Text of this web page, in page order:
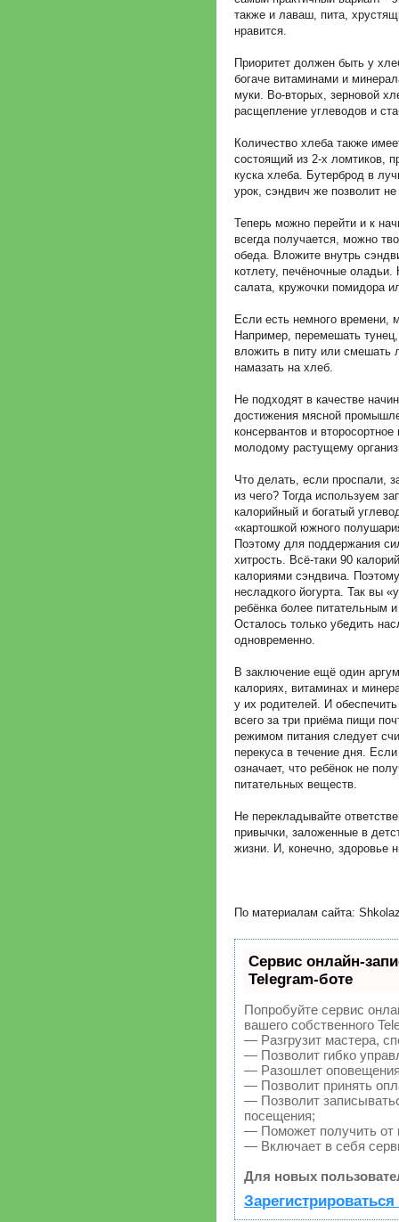
также и лаваш, пита,
нравится.
Приоритет должен быть у
богаче витаминами и
муки. Во-вторых, зерновой
расщепление углеводов и
Количество хлеба также
состоящий из 2-х ломтиков,
куска хлеба. Бутерброд в
урок, сэндвич же позволит
Теперь можно перейти и к
всегда получается, можно
обеда. Вложите внутрь
котлету, печёночные
салата, кружочки помидора
Если есть немного времени,
Например, перемешать
вложить в питу или смешать
намазать на хлеб.
Не подходят в качестве
достижения мясной
консервантов и
молодому растущему
Что делать, если проспали,
из чего? Тогда используем
калорийный и богатый
«картошкой южного
Поэтому для поддержания
хитрость. Всё-таки 90
калориями сэндвича.
несладкого йогурта. Так вы
ребёнка более питательным
Осталось только убедить
одновременно.
В заключение ещё один
калориях, витаминах и
у их родителей. И
всего за три приёма пищи
режимом питания следует
перекуса в течение дня.
означает, что ребёнок не
питательных веществ.
Не перекладывайте
привычки, заложенные в
жизни. И, конечно, здоровье
По материалам сайта:
Сервис онлайн-
Telegram-боте
Попробуйте сервис
вашего собственного
— Разгрузит мастера,
— Позволит гибко
— Разошлет
— Позволит принять
— Позволит
посещения;
— Поможет получить от
— Включает в себя
Для новых